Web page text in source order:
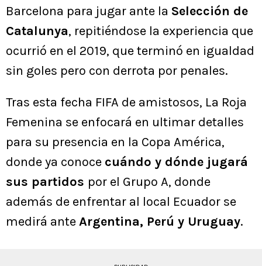
Barcelona para jugar ante la Selección de
Catalunya, repitiéndose la experiencia que
ocurrió en el 2019, que terminó en igualdad
sin goles pero con derrota por penales.
Tras esta fecha FIFA de amistosos, La Roja
Femenina se enfocará en ultimar detalles
para su presencia en la Copa América,
donde ya conoce cuándo y dónde jugará
sus partidos por el Grupo A, donde
además de enfrentar al local Ecuador se
medirá anteArgentina, Perú y Uruguay.